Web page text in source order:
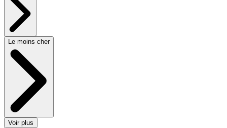
Le moins cher
Voir plus